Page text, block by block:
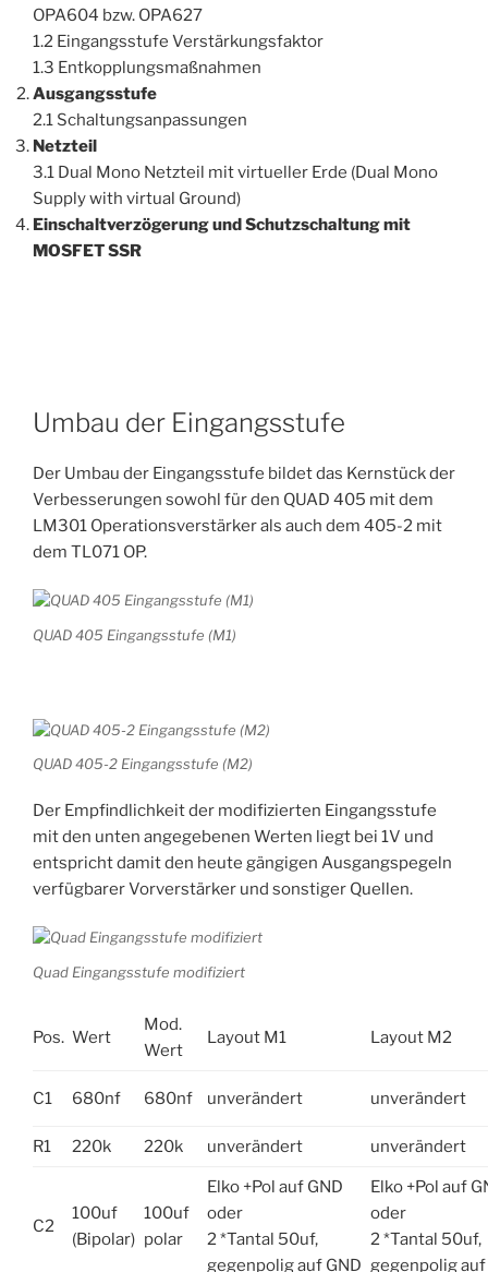
OPA604 bzw. OPA627
1.2 Eingangsstufe Verstärkungsfaktor
1.3 Entkopplungsmaßnahmen
Ausgangsstufe
2.1 Schaltungsanpassungen
Netzteil
3.1 Dual Mono Netzteil mit virtueller Erde (Dual Mono
Supply with virtual Ground)
Einschaltverzögerung und Schutzschaltung mit
MOSFET SSR
Umbau der Eingangsstufe
Der Umbau der Eingangsstufe bildet das Kernstück der
Verbesserungen sowohl für den QUAD 405 mit dem
LM301 Operationsverstärker als auch dem 405-2 mit
dem TL071 OP.
QUAD 405 Eingangsstufe (M1)
QUAD 405-2 Eingangsstufe (M2)
Der Empfindlichkeit der modifizierten Eingangsstufe
mit den unten angegebenen Werten liegt bei 1V und
entspricht damit den heute gängigen Ausgangspegeln
verfügbarer Vorverstärker und sonstiger Quellen.
Quad Eingangsstufe modifiziert
Pos. Wert
Mod.
Wert
Layout M1 Layout M2
C1 680nf 680nf unverändert unverändert
R1 220k 220k unverändert unverändert
C2
100uf
(Bipolar)
100uf
polar
Elko +Pol auf GND
oder
2 *Tantal 50uf,
gegenpolig auf GND
Elko +Pol auf
oder
2 *Tantal 50uf,
gegenpolig auf